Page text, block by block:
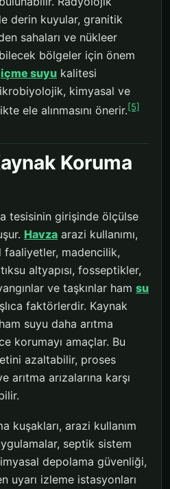
derin kuyular, granitik
sahaları ve nükleer
bölgeler için önem
içme suyu kalitesi
kimyasal ve
ele alınmasını önerir.[5]
Koruma
tesisinin girişinde ölçülse
Havza arazi kullanımı,
faaliyetler, madencilik,
altyapısı, fosseptikler,
ve taşkınlar ham su
faktörlerdir. Kaynak
suyu daha arıtma
korumayı amaçlar. Bu
azaltabilir, proses
arızalarına karşı
kuşakları, arazi kullanım
septik sistem
depolama güvenliği,
uyarı izleme istasyonları